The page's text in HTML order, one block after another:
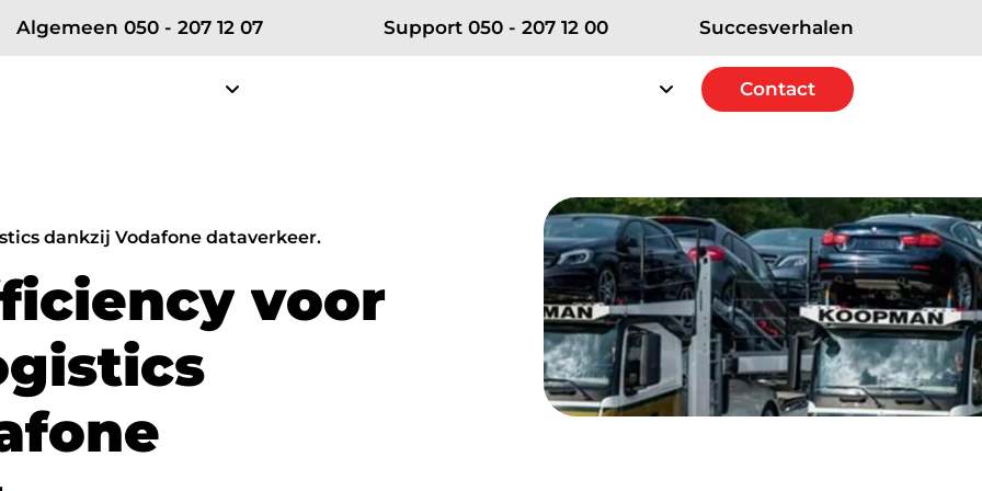
Algemeen 050 - 207 12 07 Support 050 - 207 12 00 Succesverhalen
Zakelijke vaste telefonie
Bellen in Teams
Certificeringen
Werken bij RSE
Partnerships
Vodafone Strategic+ Partner
KPN ÉÉN Excellence Partner
Microsoft Solutions Partner
Contact
dankzij Vodafone dataverkeer.
ficiency voor
gistics
fone